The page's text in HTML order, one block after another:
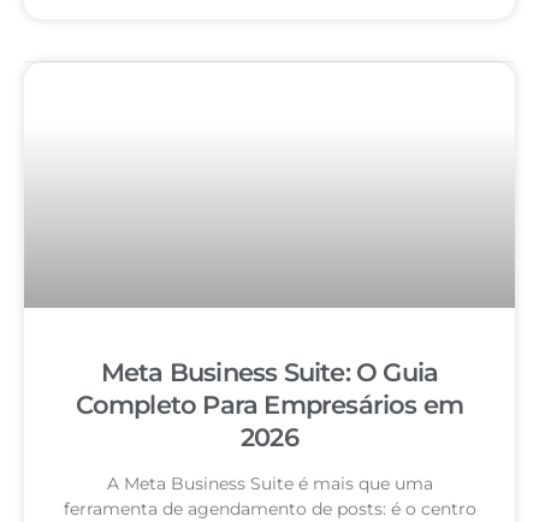
Meta Business Suite: O Guia
Completo Para Empresários em
2026
A Meta Business Suite é mais que uma
ferramenta de agendamento de posts: é o centro